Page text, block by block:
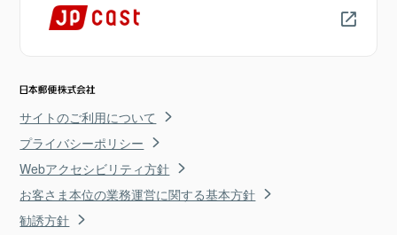
サイトのご利用について
プライバシーポリシー
Webアクセシビリティ方針
お客さま本位の業務運営に関する基本方針
勧誘方針